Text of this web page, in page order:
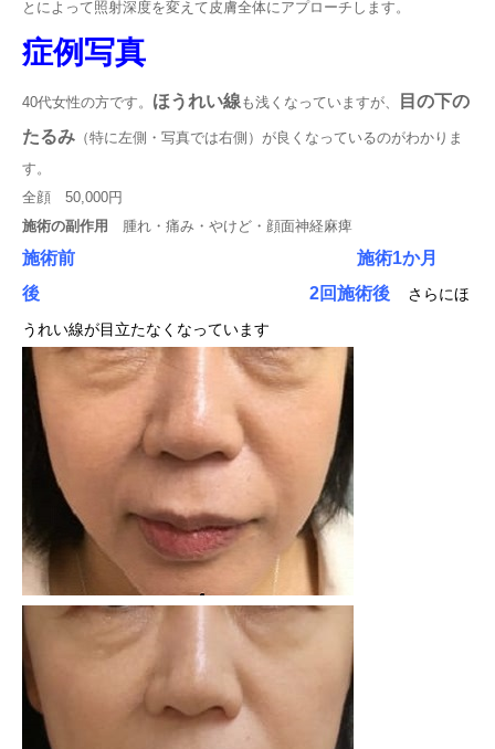
とによって照射深度を変えて皮膚全体にアプローチします。
症例写真
40代女性の方です。 ほうれい線 も浅くなっていますが、
目の下の
たるみ （特に左側・写真では右側）が良くなっているのがわかりま
す。
全顔 50,000円
施術の副作用 腫れ・痛み・やけど・顔面神経麻痺
施術前
施術1か月
後 2回施術後 さらにほ
うれい線が目立たなくなっています